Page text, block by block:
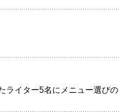
ライター5名にメニュー選びの